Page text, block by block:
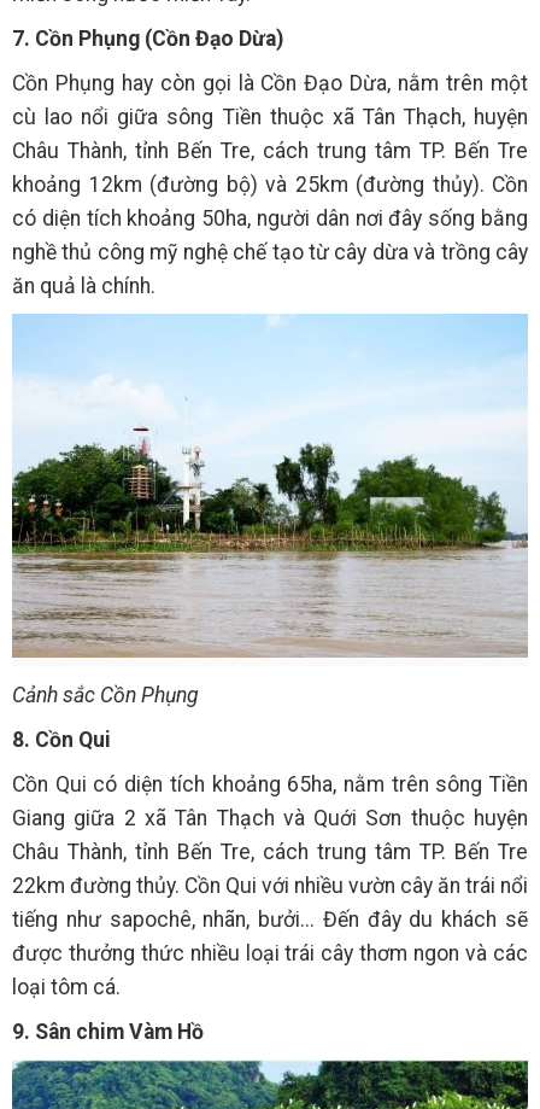
7. Cồn Phụng (Cồn Đạo Dừa)
Cồn Phụng hay còn gọi là Cồn Đạo Dừa, nằm trên một
cù lao nổi giữa sông Tiền thuộc xã Tân Thạch, huyện
Châu Thành, tỉnh Bến Tre, cách trung tâm TP. Bến Tre
khoảng 12km (đường bộ) và 25km (đường thủy). Cồn
có diện tích khoảng 50ha, người dân nơi đây sống bằng
nghề thủ công mỹ nghệ chế tạo từ cây dừa và trồng cây
ăn quả là chính.
Cảnh sắc Cồn Phụng
8. Cồn Qui
Cồn Qui có diện tích khoảng 65ha, nằm trên sông Tiền
Giang giữa 2 xã Tân Thạch và Quới Sơn thuộc huyện
Châu Thành, tỉnh Bến Tre, cách trung tâm TP. Bến Tre
22km đường thủy. Cồn Qui với nhiều vườn cây ăn trái nổi
tiếng như sapochê, nhãn, bưởi... Đến đây du khách sẽ
được thưởng thức nhiều loại trái cây thơm ngon và các
loại tôm cá.
9. Sân chim Vàm Hồ